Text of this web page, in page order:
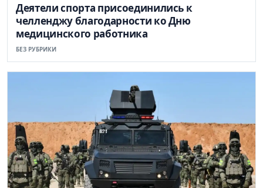
Деятели спорта присоединились к
челленджу благодарности ко Дню
медицинского работника
БЕЗ РУБРИКИ